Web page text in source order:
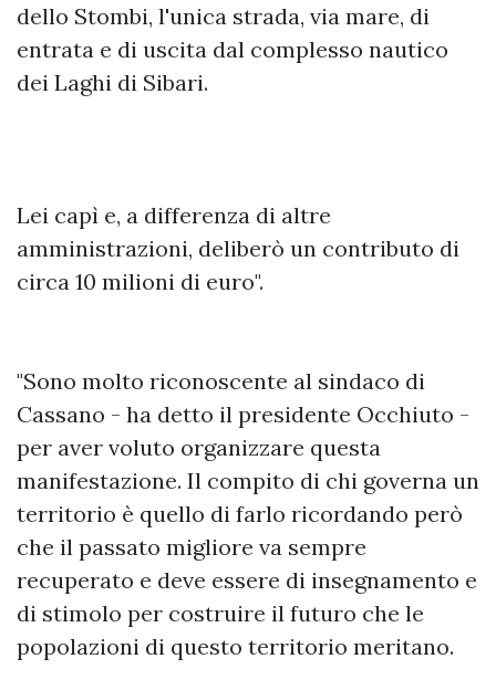
dello Stombi, l'unica strada, via mare, di
entrata e di uscita dal complesso nautico
dei Laghi di Sibari.
Lei capì e, a differenza di altre
amministrazioni, deliberò un contributo di
circa 10 milioni di euro".
"Sono molto riconoscente al sindaco di
Cassano - ha detto il presidente Occhiuto -
per aver voluto organizzare questa
manifestazione. Il compito di chi governa un
territorio è quello di farlo ricordando però
che il passato migliore va sempre
recuperato e deve essere di insegnamento e
di stimolo per costruire il futuro che le
popolazioni di questo territorio meritano.